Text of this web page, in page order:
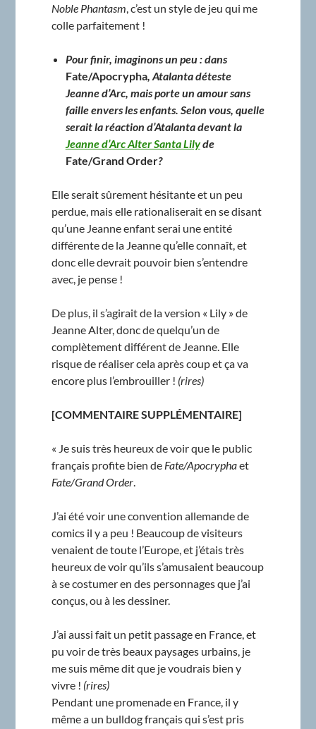
Noble Phantasm , c’est un style de jeu qui me
colle parfaitement !
Pour finir, imaginons un peu : dans
Fate/Apocrypha, Atalanta déteste
Jeanne d’Arc, mais porte un amour sans
faille envers les enfants. Selon vous, quelle
serait la réaction d’Atalanta devant la
Jeanne d’Arc Alter Santa Lilyde
Fate/Grand Order?
Elle serait sûrement hésitante et un peu
perdue, mais elle rationaliserait en se disant
qu’une Jeanne enfant serai une entité
différente de la Jeanne qu’elle connaît, et
donc elle devrait pouvoir bien s’entendre
avec, je pense !
De plus, il s’agirait de la version « Lily » de
Jeanne Alter, donc de quelqu’un de
complètement différent de Jeanne. Elle
risque de réaliser cela après coup et ça va
encore plus l’embrouiller ! (rires)
[COMMENTAIRE SUPPLÉMENTAIRE]
« Je suis très heureux de voir que le public
français profite bien de Fate/Apocryphaet
Fate/Grand Order.
J’ai été voir une convention allemande de
comics il y a peu ! Beaucoup de visiteurs
venaient de toute l’Europe, et j’étais très
heureux de voir qu’ils s’amusaient beaucoup
à se costumer en des personnages que j’ai
conçus, ou à les dessiner.
J’ai aussi fait un petit passage en France, et
pu voir de très beaux paysages urbains, je
me suis même dit que je voudrais bien y
vivre ! (rires)
Pendant une promenade en France, il y
même a un bulldog français qui s’est pris